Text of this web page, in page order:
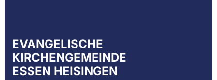
EVANGELISCHE
KIRCHENGEMEINDE
ESSEN HEISINGEN